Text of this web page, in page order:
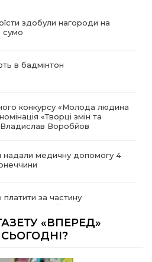
здобули нагороди на
сумо
в бадмінтон
конкурсу «Молода людина
«Творці змін та
Воробйов
надали медичну допомогу 4
за частину
про що йдеться
розповіла, коли
особи
«ВПЕРЕД»